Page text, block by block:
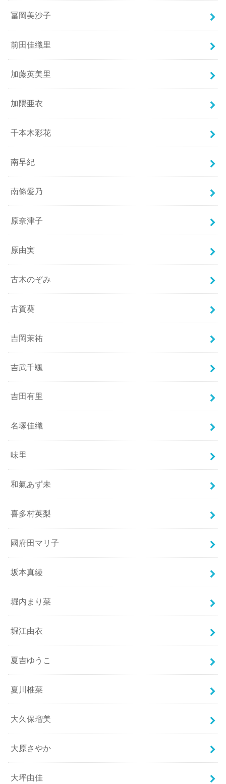
冨岡美沙子
前田佳織里
加藤英美里
加隈亜衣
千本木彩花
南早紀
南條愛乃
原奈津子
原由実
古木のぞみ
古賀葵
吉岡茉祐
吉武千颯
吉田有里
名塚佳織
味里
和氣あず未
喜多村英梨
國府田マリ子
坂本真綾
堀内まり菜
堀江由衣
夏吉ゆうこ
夏川椎菜
大久保瑠美
大原さやか
大坪由佳